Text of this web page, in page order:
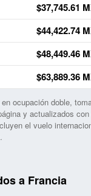
$37,745.61
$44,422.74
$48,449.46
$63,889.36
ocupación doble,
y actualizados
el vuelo
a Francia